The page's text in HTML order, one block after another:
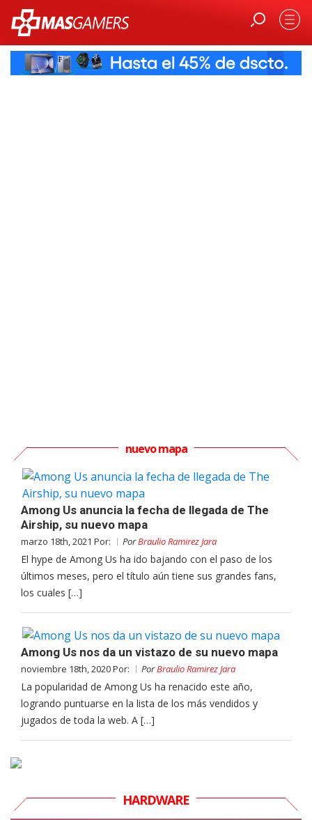
nuevo mapa
Among Us anuncia la fecha de llegada de The
Airship, su nuevo mapa
marzo 18th, 2021 Por: PorBraulio Ramirez Jara
El hype de Among Us ha ido bajando con el paso de los
últimos meses, pero el título aún tiene sus grandes fans,
los cuales […]
Among Us nos da un vistazo de su nuevo mapa
noviembre 18th, 2020 Por: PorBraulio Ramirez Jara
La popularidad de Among Us ha renacido este año,
logrando puntuarse en la lista de los más vendidos y
jugados de toda la web. A […]
HARDWARE